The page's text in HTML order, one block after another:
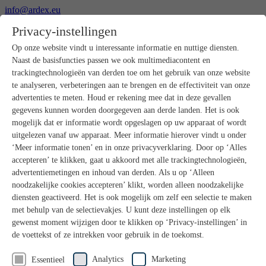
info@ardex.eu
Nederlands
Français
Producten
Productoverzicht
Ruwbouw
Dekvloeren
Voorbereiding ondergrond
Vloeregalisaties
Afdichtingen
Tegellijmen
Voegmortels
Voegen / Siliconen
Montagelijmen
Natuursteenprogramma
Vloerbedekkings- en parketlijmen
Wandegalesaties
Accessoires
PANDOMO®
Badkamerrenovatie met wedi
Privacy-instellingen
Op onze website vindt u interessante informatie en nuttige diensten.
Naast de basisfuncties passen we ook multimediacontent en
trackingtechnologieën van derden toe om het gebruik van onze website
te analyseren, verbeteringen aan te brengen en de effectiviteit van onze
advertenties te meten. Houd er rekening mee dat in deze gevallen
gegevens kunnen worden doorgegeven aan derde landen. Het is ook
mogelijk dat er informatie wordt opgeslagen op uw apparaat of wordt
uitgelezen vanaf uw apparaat. Meer informatie hierover vindt u onder
‘Meer informatie tonen’ en in onze privacyverklaring. Door op ‘Alles
accepteren’ te klikken, gaat u akkoord met alle trackingtechnologieën,
advertentiemetingen en inhoud van derden. Als u op ‘Alleen
noodzakelijke cookies accepteren’ klikt, worden alleen noodzakelijke
diensten geactiveerd. Het is ook mogelijk om zelf een selectie te maken
met behulp van de selectievakjes. U kunt deze instellingen op elk
gewenst moment wijzigen door te klikken op ‘Privacy-instellingen’ in
de voettekst of ze intrekken voor gebruik in de toekomst.
Essentieel Analytics Marketing